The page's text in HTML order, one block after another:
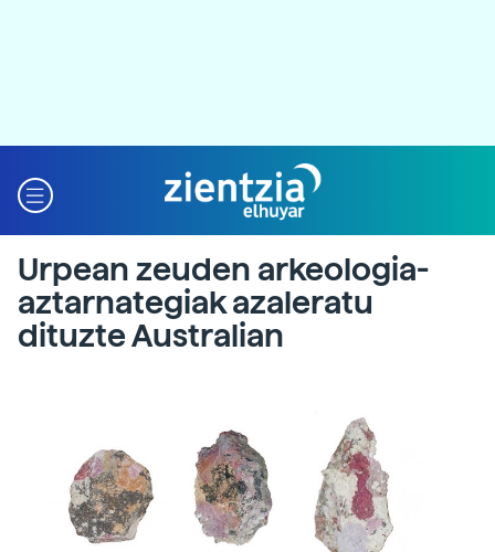
Urpean zeuden arkeologia-
aztarnategiak azaleratu
dituzte Australian